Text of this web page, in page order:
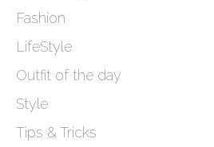
Fashion
LifeStyle
Outfit of the day
Style
Tips & Tricks